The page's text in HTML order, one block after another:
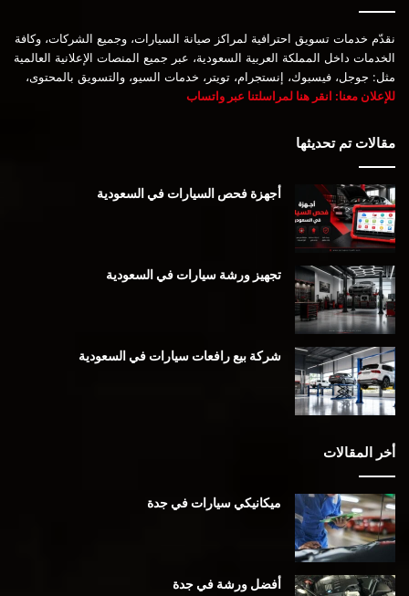
نقدّم خدمات تسويق احترافية لمراكز صيانة السيارات، وجميع الشركات، وكافة
الخدمات داخل المملكة العربية السعودية، عبر جميع المنصات الإعلانية العالمية
مثل: جوجل، فيسبوك، إنستجرام، تويتر، خدمات السيو، والتسويق بالمحتوى،
للإعلان معنا: انقر هنا لمراسلتنا عبر واتساب
مقالات تم تحديثها
أجهزة فحص السيارات في السعودية
تجهيز ورشة سيارات في السعودية
شركة بيع رافعات سيارات في السعودية
أخر المقالات
ميكانيكي سيارات في جدة
أفضل ورشة في جدة